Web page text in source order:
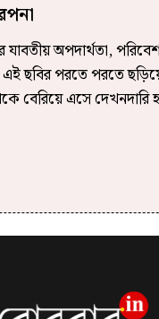
অপদার্থতা,
ছবির পরতে পরতে
বেরিয়ে এসে দেখনদারি